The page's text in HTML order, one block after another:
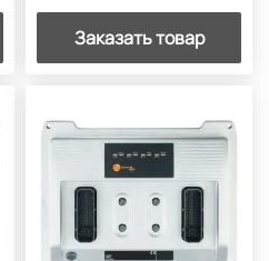
Заказать товар